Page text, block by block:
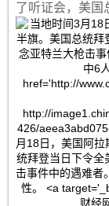
了听证会，美国